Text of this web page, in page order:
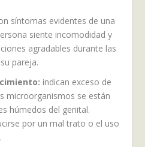
síntomas evidentes de una
siente incomodidad y
agradables durante las
pareja.
indican exceso de
microorganismos se están
húmedos del genital.
por un mal trato o el uso